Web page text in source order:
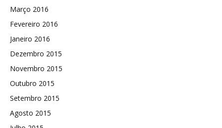
Março 2016
Fevereiro 2016
Janeiro 2016
Dezembro 2015
Novembro 2015
Outubro 2015
Setembro 2015
Agosto 2015